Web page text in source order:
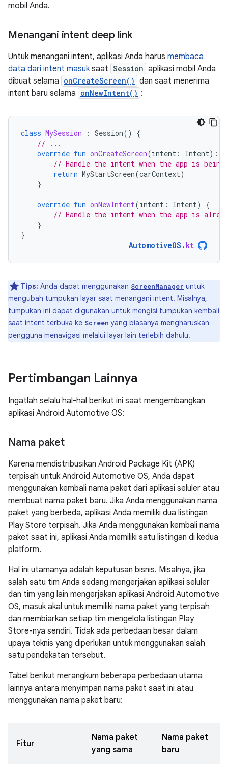
mobil Anda.
Menangani intent deep link
Untuk menangani intent, aplikasi Anda harus membaca
data dari intent masuksaat Session aplikasi mobil Anda
dibuat selama onCreateScreen() dan saat menerima
intent baru selama onNewIntent() :
class MySession : Session()
{
// ...
override fun onCreateScreen(intent : Intent):
// Handle the intent when the app is
return MyStartScreen(carContext)
}
override fun onNewIntent(intent : Intent)
{
// Handle the intent when the app is
}
}
AutomotiveOS . kt
Tips: Anda dapat menggunakan ScreenManager untuk
mengubah tumpukan layar saat menangani intent. Misalnya,
tumpukan ini dapat digunakan untuk mengisi tumpukan kembali
saat intent terbuka ke Screen yang biasanya mengharuskan
pengguna menavigasi melalui layar lain terlebih dahulu.
Pertimbangan Lainnya
Ingatlah selalu hal-hal berikut ini saat mengembangkan
aplikasi Android Automotive OS:
Nama paket
Karena mendistribusikan Android Package Kit (APK)
terpisah untuk Android Automotive OS, Anda dapat
menggunakan kembali nama paket dari aplikasi seluler atau
membuat nama paket baru. Jika Anda menggunakan nama
paket yang berbeda, aplikasi Anda memiliki dua listingan
Play Store terpisah. Jika Anda menggunakan kembali nama
paket saat ini, aplikasi Anda memiliki satu listingan di kedua
platform.
Hal ini utamanya adalah keputusan bisnis. Misalnya, jika
salah satu tim Anda sedang mengerjakan aplikasi seluler
dan tim yang lain mengerjakan aplikasi Android Automotive
OS, masuk akal untuk memiliki nama paket yang terpisah
dan membiarkan setiap tim mengelola listingan Play
Store-nya sendiri. Tidak ada perbedaan besar dalam
upaya teknis yang diperlukan untuk menggunakan salah
satu pendekatan tersebut.
Tabel berikut merangkum beberapa perbedaan utama
lainnya antara menyimpan nama paket saat ini atau
menggunakan nama paket baru:
Fitur
Nama paket
yang sama
Nama paket
baru